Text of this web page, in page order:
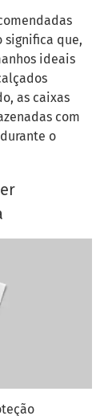
significa que,
ideais
as caixas
com
o